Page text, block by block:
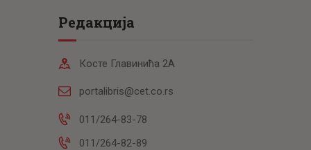
Редакција
Косте Главинића 2А
portalibris@cet.co.rs
011/264-83-78
011/264-82-89